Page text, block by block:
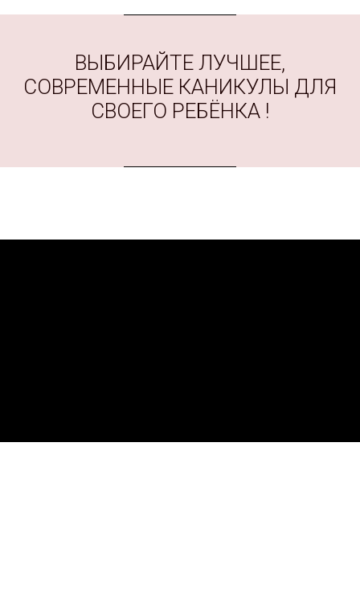
ВЫБИРАЙТЕ ЛУЧШЕЕ,
СОВРЕМЕННЫЕ КАНИКУЛЫ ДЛЯ
СВОЕГО РЕБЁНКА !